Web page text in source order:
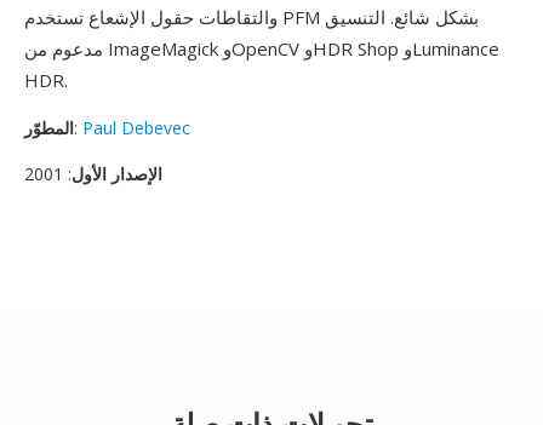
والتقاطات حقول الإشعاع تستخدم PFM بشكل شائع. التنسيق
مدعوم من ImageMagick وOpenCV وHDR Shop وLuminance
HDR.
المطوّر: Paul Debevec
الإصدار الأول: 2001